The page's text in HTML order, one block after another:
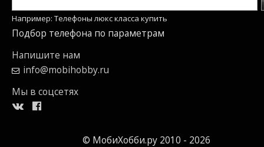
Например: Телефоны люкс класса купить
Подбор телефона по параметрам
Напишите нам
info@mobihobby.ru
Мы в соцсетях
© МобиХобби.ру 2010 - 2026